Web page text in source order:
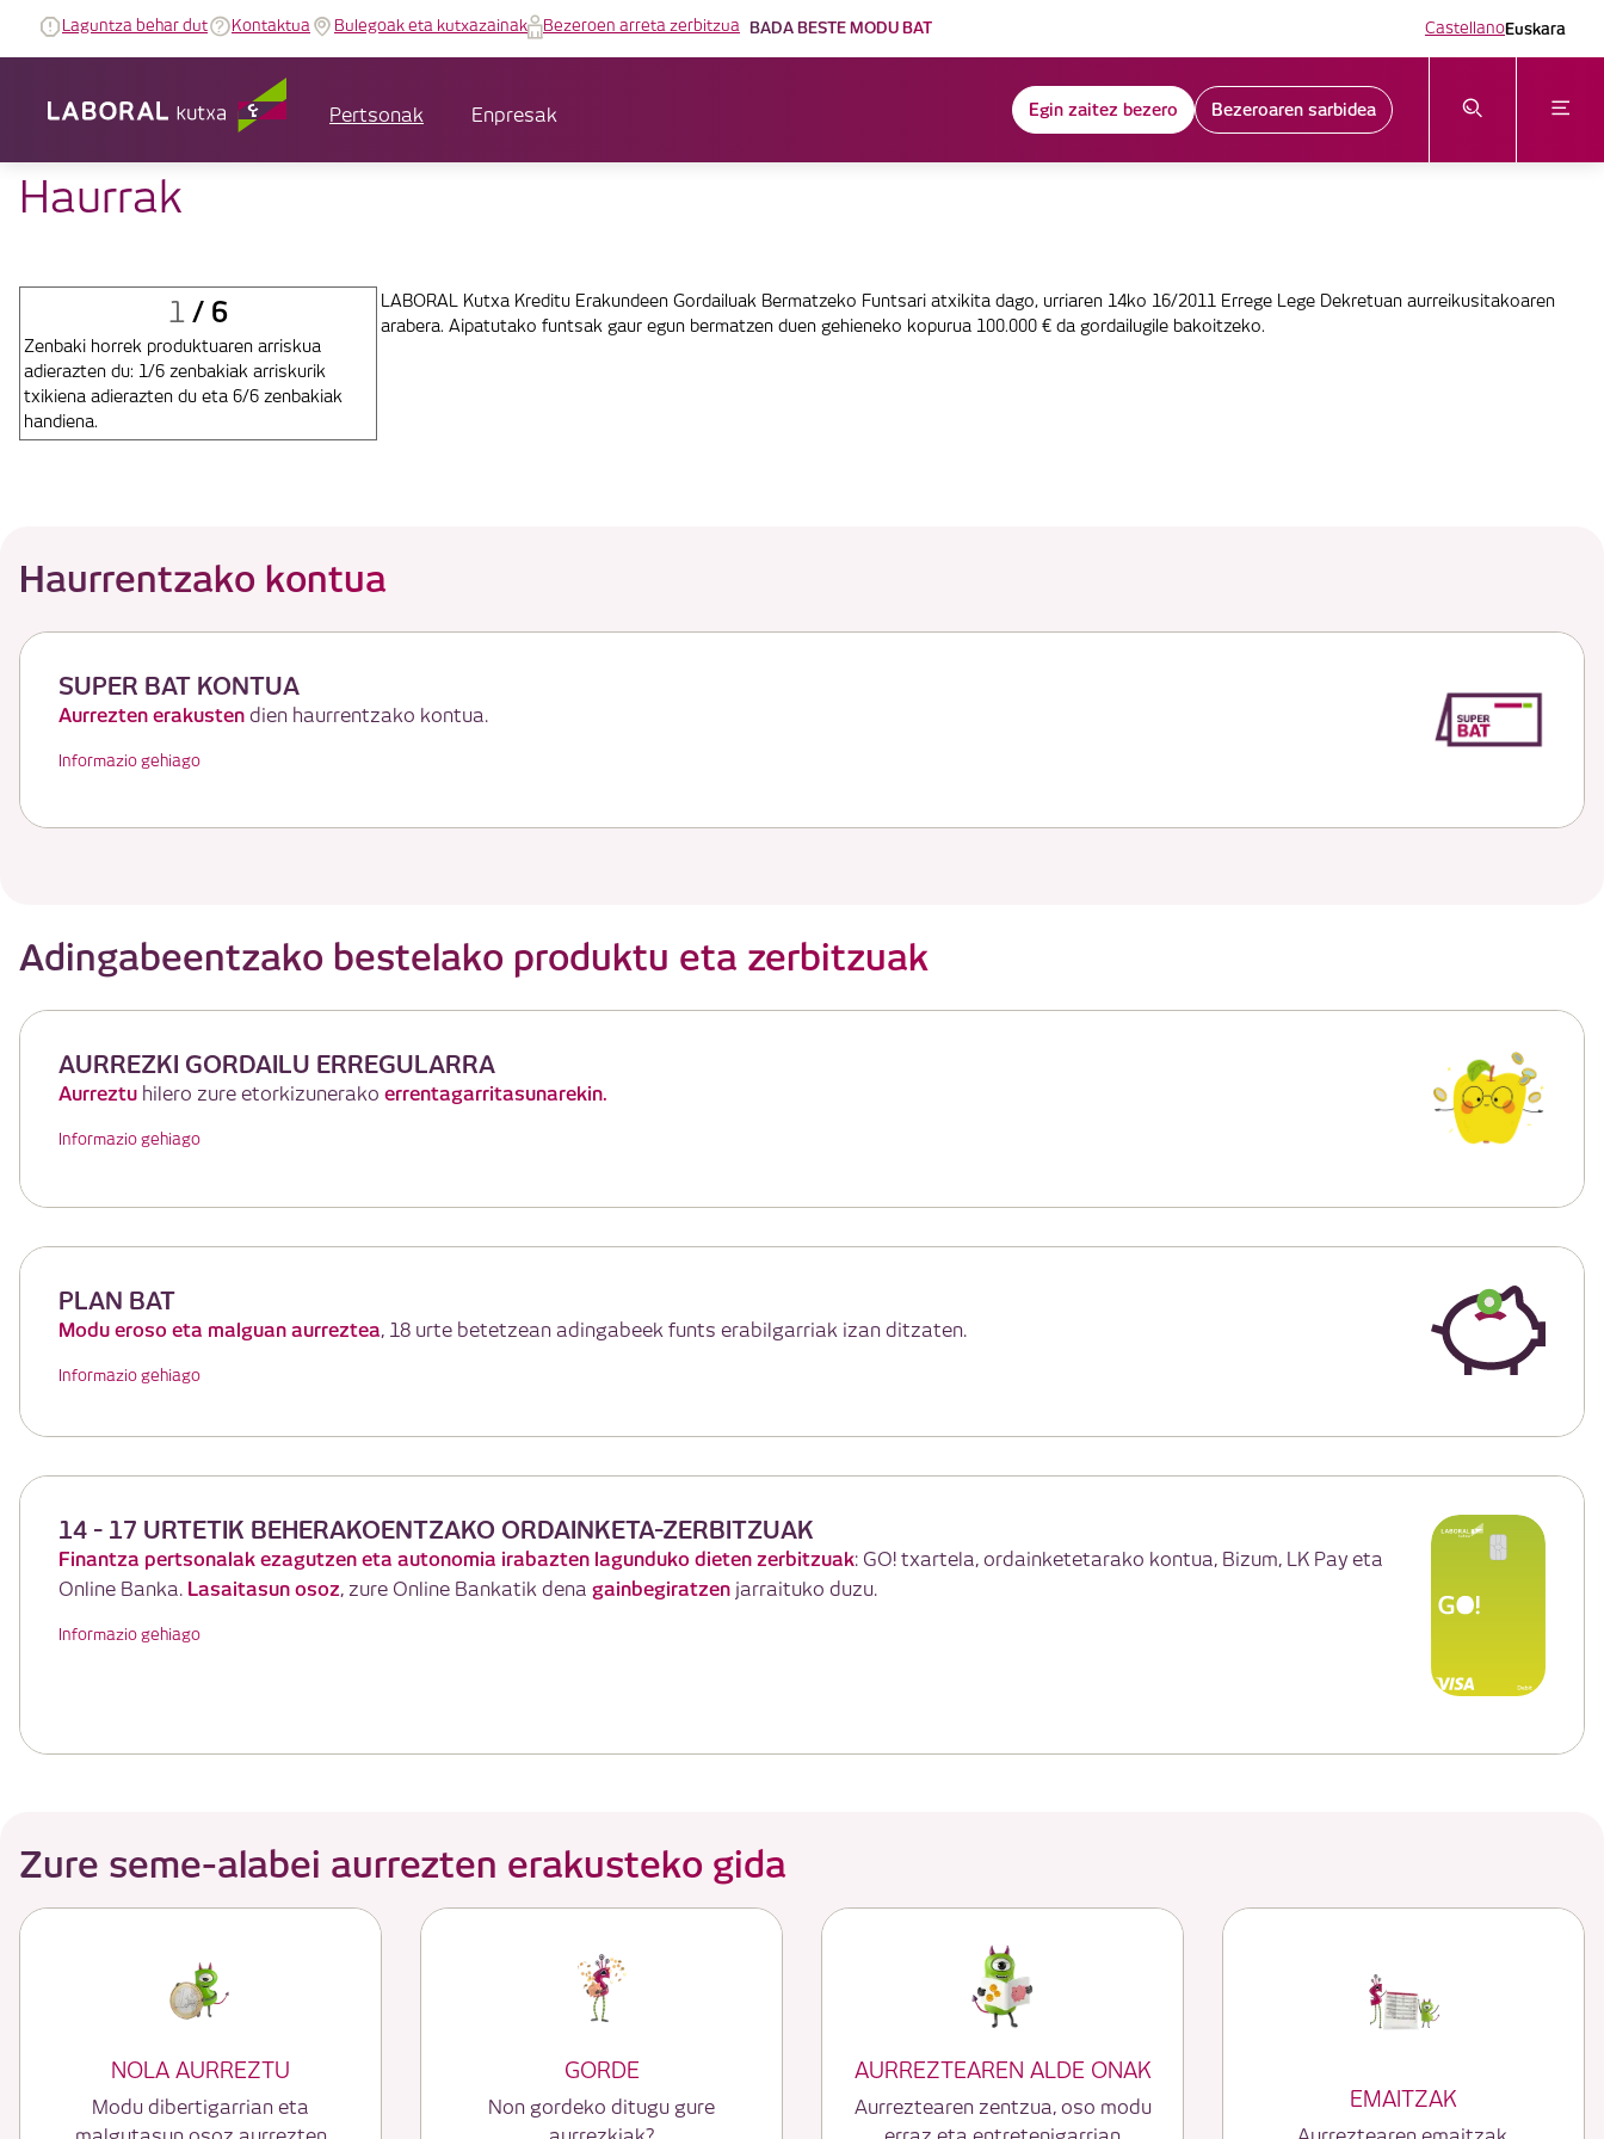
Laguntza behar dut Kontaktua Bulegoak eta kutxazainak Bezeroen arreta zerbitzua BADA BESTE MODU BAT CastellanoEuskara
Pertsonak Enpresak Egin zaitez bezero Bezeroaren sarbidea
Haurrak
1 / 6
Zenbaki horrek produktuaren arriskua
adierazten du: 1/6 zenbakiak arriskurik
txikiena adierazten du eta 6/6 zenbakiak
handiena.
LABORAL Kutxa Kreditu Erakundeen Gordailuak Bermatzeko Funtsari atxikita dago, urriaren 14ko 16/2011 Errege Lege Dekretuan aurreikusitakoaren
arabera. Aipatutako funtsak gaur egun bermatzen duen gehieneko kopurua 100.000 € da gordailugile bakoitzeko.
Haurrentzako kontua
SUPER BAT KONTUA
Aurrezten erakusten dien haurrentzako kontua.
Informazio gehiago
Adingabeentzako bestelako produktu eta zerbitzuak
AURREZKI GORDAILU ERREGULARRA
Aurreztu hilero zure etorkizunerako errentagarritasunarekin.
Informazio gehiago
PLAN BAT
Modu eroso eta malguan aurreztea, 18 urte betetzean adingabeek funts erabilgarriak izan ditzaten.
Informazio gehiago
14 - 17 URTETIK BEHERAKOENTZAKO ORDAINKETA-ZERBITZUAK
Finantza pertsonalak ezagutzen eta autonomia irabazten lagunduko dieten zerbitzuak: GO! txartela, ordainketetarako kontua, Bizum, LK Pay eta
Online Banka. Lasaitasun osoz, zure Online Bankatik dena gainbegiratzen jarraituko duzu.
Informazio gehiago
Zure seme-alabei aurrezten erakusteko gida
NOLA AURREZTU
Modu dibertigarrian eta
GORDE
Non gordeko ditugu gure
AURREZTEAREN ALDE ONAK
Aurreztearen zentzua, oso modu
EMAITZAK